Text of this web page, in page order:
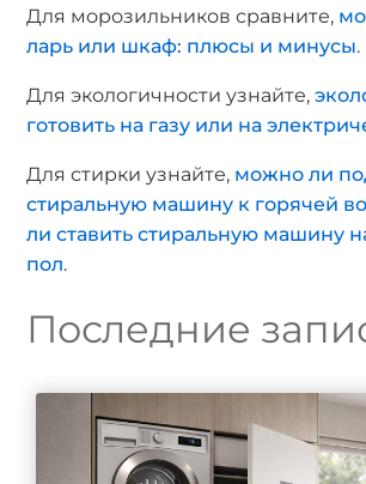
Для морозильников сравните,
ларь или шкаф: плюсы и минусы.
Для экологичности узнайте,
готовить на газу или на
Для стирки узнайте, можно ли
стиральную машину к горячей
ли ставить стиральную машину
пол.
Последние